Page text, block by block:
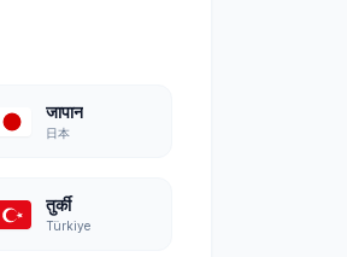
जापान
日本
तुर्की
Türkiye